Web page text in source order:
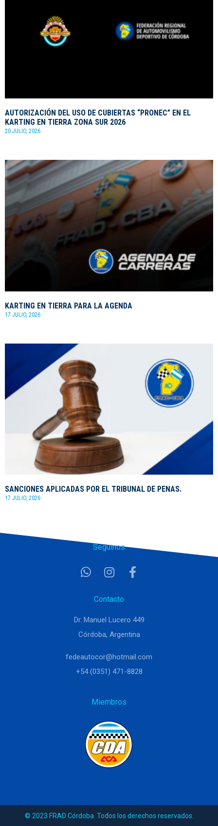
AUTORIZACIÓN DEL USO DE CUBIERTAS “PRONEC” EN EL
KARTING EN TIERRA ZONA SUR 2026
20 JULIO, 2026
KARTING EN TIERRA PARA LA AGENDA
17 JULIO, 2026
SANCIONES APLICADAS POR EL TRIBUNAL DE PENAS.
17 JULIO, 2026
Seguinos
Contacto
Dr. Manuel Lucero 449
Córdoba, Argentina
fedeautocor@hotmail.com
+54 (0351) 471-8828
Miembros
© 2023 FRAD Córdoba. Todos los derechos reservados.